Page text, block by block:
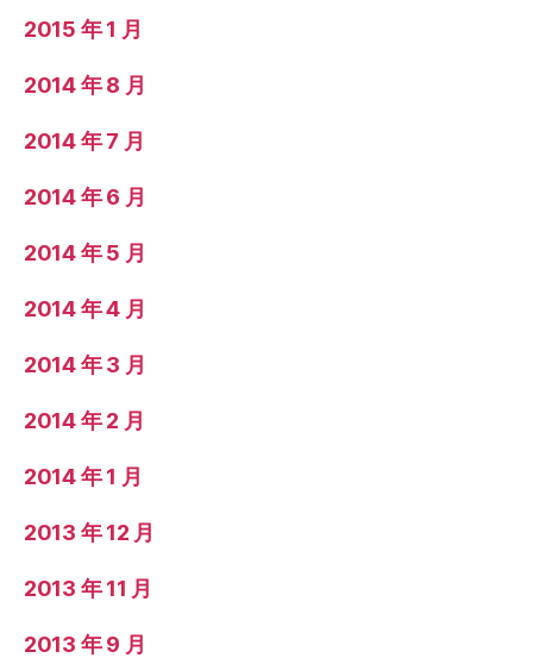
2015 年 1 月
2014 年 8 月
2014 年 7 月
2014 年 6 月
2014 年 5 月
2014 年 4 月
2014 年 3 月
2014 年 2 月
2014 年 1 月
2013 年 12 月
2013 年 11 月
2013 年 9 月